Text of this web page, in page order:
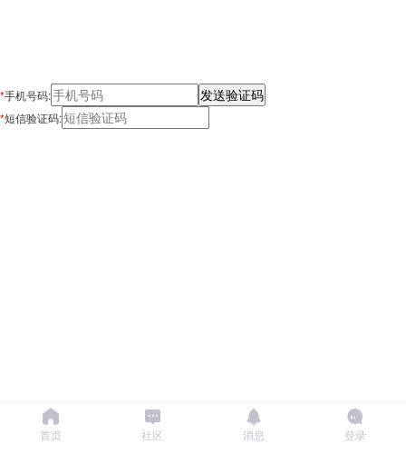
首页 社区 消息 登录
*手机号码:
*短信验证码: